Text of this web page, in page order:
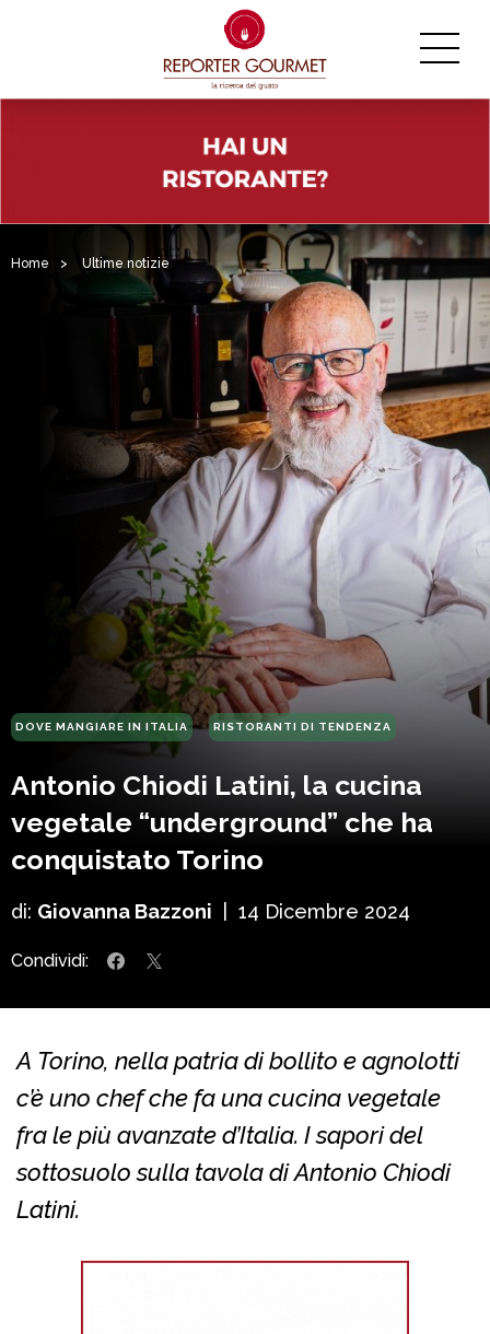
Home > Ultime notizie
DOVE MANGIARE IN ITALIA RISTORANTI DI TENDENZA
Antonio Chiodi Latini, la cucina
vegetale “underground” che ha
conquistato Torino
di: Giovanna Bazzoni 14 Dicembre 2024
Condividi:
A Torino, nella patria di bollito e agnolotti
c’è uno chef che fa una cucina vegetale
fra le più avanzate d’Italia. I sapori del
sottosuolo sulla tavola di Antonio Chiodi
Latini.